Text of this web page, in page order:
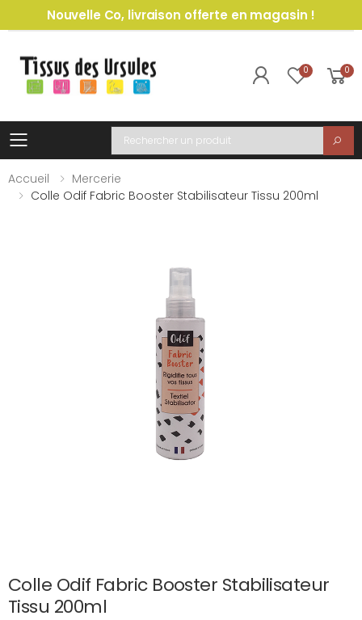
Nouvelle Co, livraison offerte en magasin !
0 0
Toggle mobile menu
Recherche
Accueil
Mercerie
Colle Odif Fabric Booster Stabilisateur Tissu 200ml
Colle Odif Fabric Booster Stabilisateur
Tissu 200ml